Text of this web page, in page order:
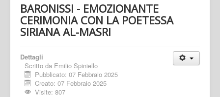
BARONISSI - EMOZIONANTE
CERIMONIA CON LA POETESSA
SIRIANA AL-MASRI
Dettagli
Scritto da Emilio Spiniello
Pubblicato: 07 Febbraio 2025
Creato: 07 Febbraio 2025
Visite: 807